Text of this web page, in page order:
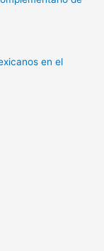
en el